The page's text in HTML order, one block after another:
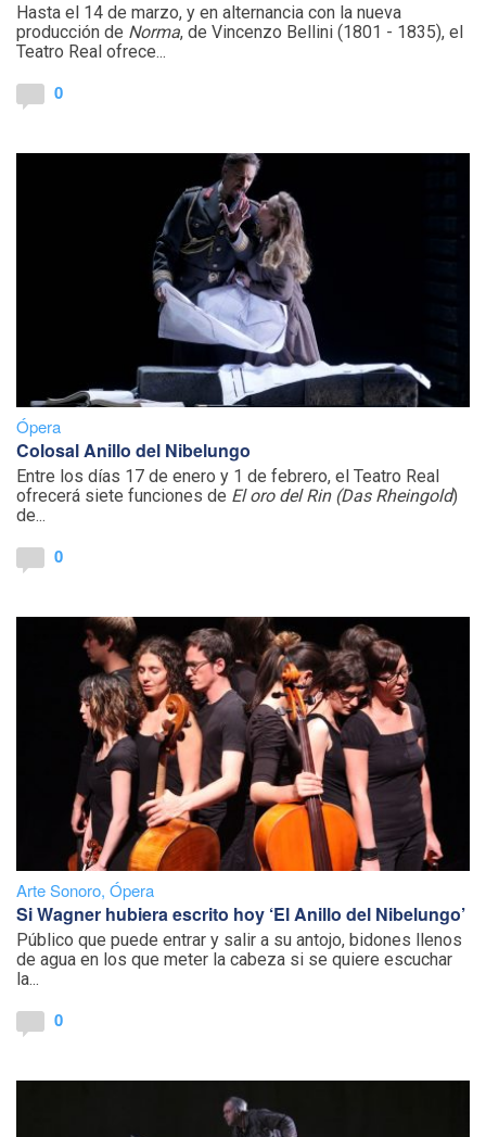
Hasta el 14 de marzo, y en alternancia con la nueva
producción de Norma, de Vincenzo Bellini (1801 - 1835), el
Teatro Real ofrece...
0
Ópera
Colosal Anillo del Nibelungo
Entre los días 17 de enero y 1 de febrero, el Teatro Real
ofrecerá siete funciones de El oro del Rin(Das Rheingold)
de...
0
Arte Sonoro, Ópera
Si Wagner hubiera escrito hoy ‘El Anillo del Nibelungo’
Público que puede entrar y salir a su antojo, bidones llenos
de agua en los que meter la cabeza si se quiere escuchar
la...
0